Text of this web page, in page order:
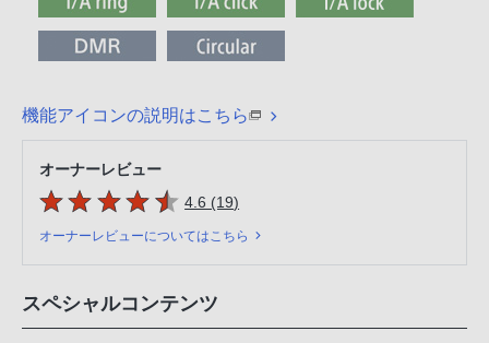
機能アイコンの説明はこちら
オーナーレビュー
5つの星のうち
4.6 (19件のレビュー
)
オーナーレビューについてはこちら
スペシャルコンテンツ